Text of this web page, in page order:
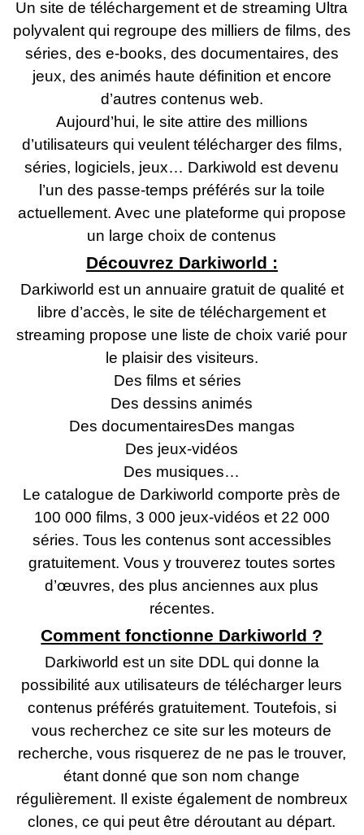
Un site de téléchargement et de streaming Ultra
polyvalent qui regroupe des milliers de films, des
séries, des e-books, des documentaires, des
jeux, des animés haute définition et encore
d’autres contenus web.
Aujourd’hui, le site attire des millions
d’utilisateurs qui veulent télécharger des films,
séries, logiciels, jeux… Darkiwold est devenu
l’un des passe-temps préférés sur la toile
actuellement. Avec une plateforme qui propose
un large choix de contenus
Découvrez Darkiworld :
Darkiworld est un annuaire gratuit de qualité et
libre d’accès, le site de téléchargement et
streaming propose une liste de choix varié pour
le plaisir des visiteurs.
Des films et séries
Des dessins animés
Des documentairesDes mangas
Des jeux-vidéos
Des musiques…
Le catalogue de Darkiworld comporte près de
100 000 films, 3 000 jeux-vidéos et 22 000
séries. Tous les contenus sont accessibles
gratuitement. Vous y trouverez toutes sortes
d’œuvres, des plus anciennes aux plus
récentes.
Comment fonctionne Darkiworld ?
Darkiworld est un site DDL qui donne la
possibilité aux utilisateurs de télécharger leurs
contenus préférés gratuitement. Toutefois, si
vous recherchez ce site sur les moteurs de
recherche, vous risquerez de ne pas le trouver,
étant donné que son nom change
régulièrement. Il existe également de nombreux
clones, ce qui peut être déroutant au départ.